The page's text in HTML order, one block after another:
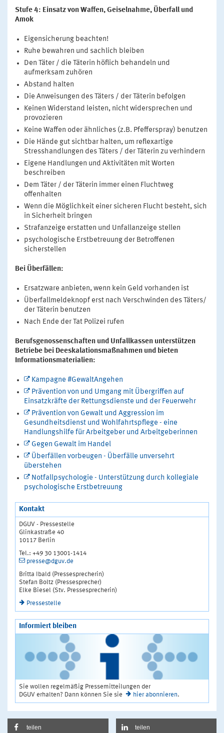
Stufe 4: Einsatz von Waffen, Geiselnahme, Überfall und
Amok
Eigensicherung beachten!
Ruhe bewahren und sachlich bleiben
Den Täter / die Täterin höflich behandeln und
aufmerksam zuhören
Abstand halten
Die Anweisungen des Täters / der Täterin befolgen
Keinen Widerstand leisten, nicht widersprechen und
provozieren
Keine Waffen oder ähnliches (z.B. Pfefferspray) benutzen
Die Hände gut sichtbar halten, um reflexartige
Stresshandlungen des Täters / der Täterin zu verhindern
Eigene Handlungen und Aktivitäten mit Worten
beschreiben
Dem Täter / der Täterin immer einen Fluchtweg
offenhalten
Wenn die Möglichkeit einer sicheren Flucht besteht, sich
in Sicherheit bringen
Strafanzeige erstatten und Unfallanzeige stellen
psychologische Erstbetreuung der Betroffenen
sicherstellen
Bei Überfällen:
Ersatzware anbieten, wenn kein Geld vorhanden ist
Überfallmeldeknopf erst nach Verschwinden des Täters/
der Täterin benutzen
Nach Ende der Tat Polizei rufen
Berufsgenossenschaften und Unfallkassen unterstützen
Betriebe bei Deeskalationsmaßnahmen und bieten
Informationsmaterialien:
Kampagne #GewaltAngehen
Prävention von und Umgang mit Übergriffen auf
Einsatzkräfte der Rettungsdienste und der Feuerwehr
Prävention von Gewalt und Aggression im
Gesundheitsdienst und Wohlfahrtspflege - eine
Handlungshilfe für Arbeitgeber und Arbeitgeberinnen
Gegen Gewalt im Handel
Überfällen vorbeugen - Überfälle unversehrt
überstehen
Notfallpsychologie - Unterstützung durch kollegiale
psychologische Erstbetreuung
Kontakt
DGUV - Pressestelle
Glinkastraße 40
10117 Berlin
Tel.: +49 30 13001-1414
presse@dguv.de
Britta Ibald (Pressesprecherin)
Stefan Boltz (Pressesprecher)
Elke Biesel (Stv. Pressesprecherin)
Pressestelle
Informiert bleiben
Sie wollen regelmäßig Pressemitteilungen der
DGUV erhalten? Dann können Sie sie
hier abonnieren.
teilen teilen